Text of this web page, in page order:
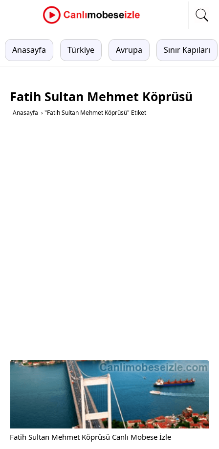
Anasayfa Türkiye Avrupa Sınır Kapıları
Fatih Sultan Mehmet Köprüsü
Anasayfa › "Fatih Sultan Mehmet Köprüsü" Etiket
Fatih Sultan Mehmet Köprüsü Canlı Mobese İzle